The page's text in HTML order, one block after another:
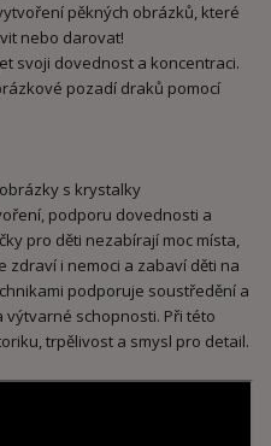
pěkných obrázků, které
nebo darovat!
svoji dovednost a koncentraci.
pozadí draků pomocí
podporu dovednosti a
pro děti nezabírají moc místa,
zdraví i nemoci a zabaví děti na
podporuje soustředění a
schopnosti. Při této
trpělivost a smysl pro detail.